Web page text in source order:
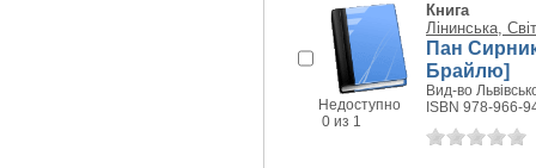
Недоступно
0 из 1
Книга
Лінинська,
Пан
Брайлю]
Вид-во
ISBN 978-966-